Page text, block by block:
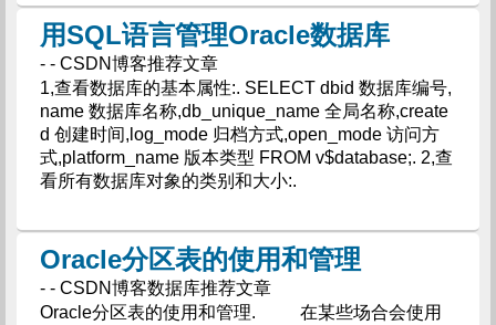
用SQL语言管理Oracle数据库
- - CSDN博客推荐文章
1,查看数据库的基本属性:. SELECT dbid 数据库编号,
name 数据库名称,db_unique_name 全局名称,create
d 创建时间,log_mode 归档方式,open_mode 访问方
式,platform_name 版本类型 FROM v$database;. 2,查
看所有数据库对象的类别和大小:.
Oracle分区表的使用和管理
- - CSDN博客数据库推荐文章
Oracle分区表的使用和管理. 在某些场合会使用